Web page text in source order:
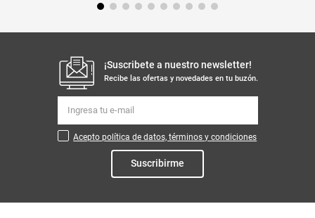
¡Suscribete a nuestro newsletter!
Recibe las ofertas y novedades en tu buzón.
Acepto política de datos, términos y condiciones
Suscribirme